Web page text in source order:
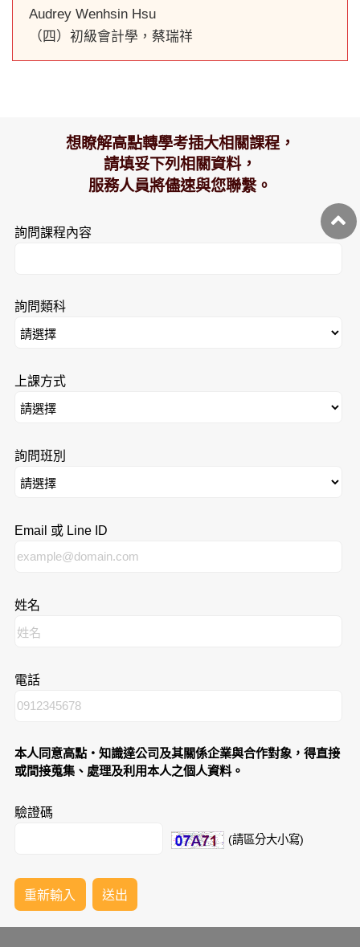
Audrey Wenhsin Hsu
（四）初級會計學，蔡瑞祥
想瞭解高點轉學考插大相關課程，
請填妥下列相關資料，
服務人員將儘速與您聯繫。
詢問課程內容
詢問類科
上課方式
詢問班別
Email 或 Line ID
姓名
電話
本人同意高點‧知識達公司及其關係企業與合作對象，得直接
或間接蒐集、處理及利用本人之個人資料。
驗證碼
(請區分大小寫)